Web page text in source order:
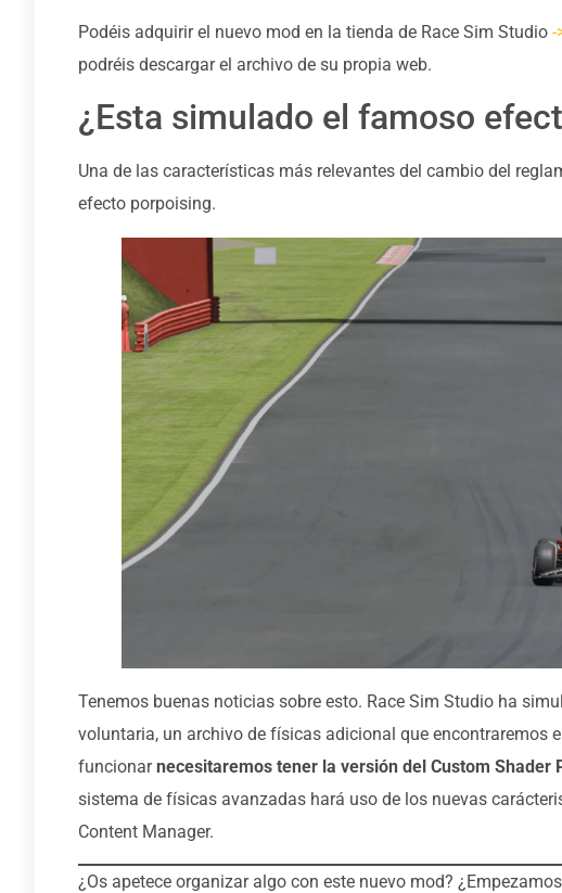
Podéis adquirir el nuevo mod en la tienda de Race Sim Studio -
podréis descargar el archivo de su propia web.
¿Esta simulado el famoso
Una de las características más relevantes del cambio del
efecto porpoising.
Tenemos buenas noticias sobre esto. Race Sim Studio ha
voluntaria, un archivo de físicas adicional que encontraremos
funcionarnecesitaremos tener la versión del Custom Shader
sistema de físicas avanzadas hará uso de los nuevas
Content Manager.
¿Os apetece organizar algo con este nuevo mod?